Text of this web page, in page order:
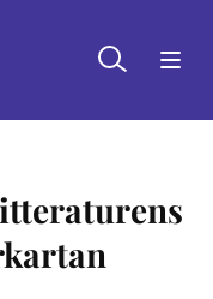
Sök